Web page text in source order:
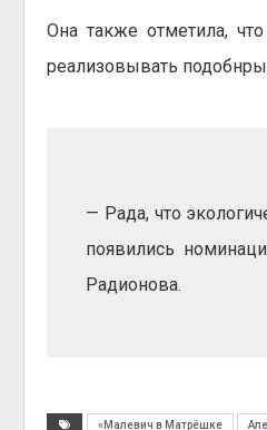
Она также отметила,
реализовывать
— Рада, что
появились
Радионова.
«Малевич в Матрёшке